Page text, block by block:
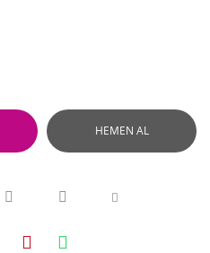
HEMEN AL